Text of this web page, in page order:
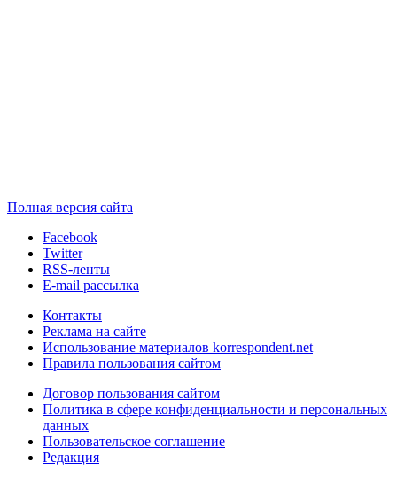
Полная версия сайта
Facebook
Twitter
RSS-ленты
E-mail рассылка
Контакты
Реклама на сайте
Использование материалов korrespondent.net
Правила пользования сайтом
Договор пользования сайтом
Политика в сфере конфиденциальности и персональных
данных
Пользовательское соглашение
Редакция